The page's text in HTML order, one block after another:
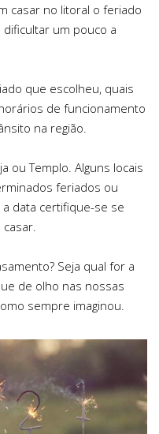
casar no litoral o feriado
um pouco a
que escolheu, quais
de funcionamento
na região.
ou Templo. Alguns locais
feriados ou
data certifique-se se
Seja qual for a
de olho nas nossas
sempre imaginou.